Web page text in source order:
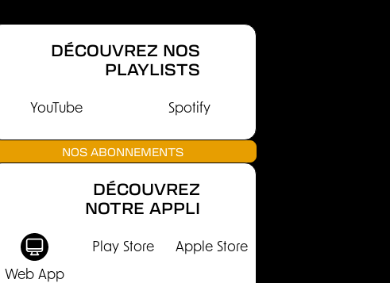
DÉCOUVREZ NOS
PLAYLISTS
YouTube Spotify
NOS ABONNEMENTS
DÉCOUVREZ
NOTRE APPLI
Web App
Play Store Apple Store